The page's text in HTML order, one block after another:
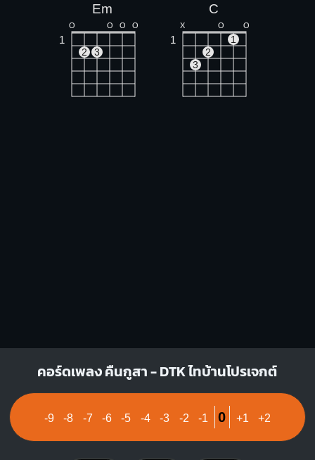
Em
O O O O
1
2 3
C
X O O
1
1
2
3
คอร์ดเพลง คืนกูสา - DTK ไทบ้านโปรเจกต์
-9 -8 -7 -6 -5 -4 -3 -2 -1 0 +1 +2